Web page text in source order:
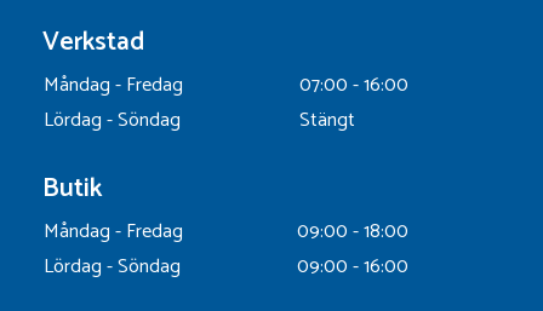
Verkstad
Måndag - Fredag
07:00 - 16:00
Lördag - Söndag
Stängt
Butik
Måndag - Fredag
09:00 - 18:00
Lördag - Söndag
09:00 - 16:00